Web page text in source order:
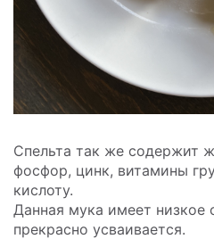
Спельта так же содержит
фосфор, цинк, витамины
кислоту.
Данная мука имеет низкое
прекрасно усваивается.